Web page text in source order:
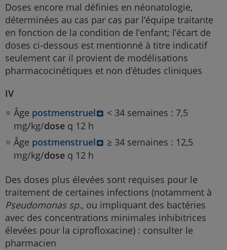
Doses encore mal définies en néonatologie,
déterminées au cas par cas par l’équipe traitante
en fonction de la condition de l’enfant; l’écart de
doses ci-dessous est mentionné à titre indicatif
seulement car il provient de modélisations
pharmacocinétiques et non d’études cliniques
IV
Âge postmenstruel
< 34 semaines : 7,5
mg/kg/dose q 12 h
Âge postmenstruel
≥ 34 semaines : 12,5
mg/kg/dose q 12 h
Des doses plus élevées sont requises pour le
traitement de certaines infections (notamment à
Pseudomonas sp., ou impliquant des bactéries
avec des concentrations minimales inhibitrices
élevées pour la ciprofloxacine) : consulter le
pharmacien